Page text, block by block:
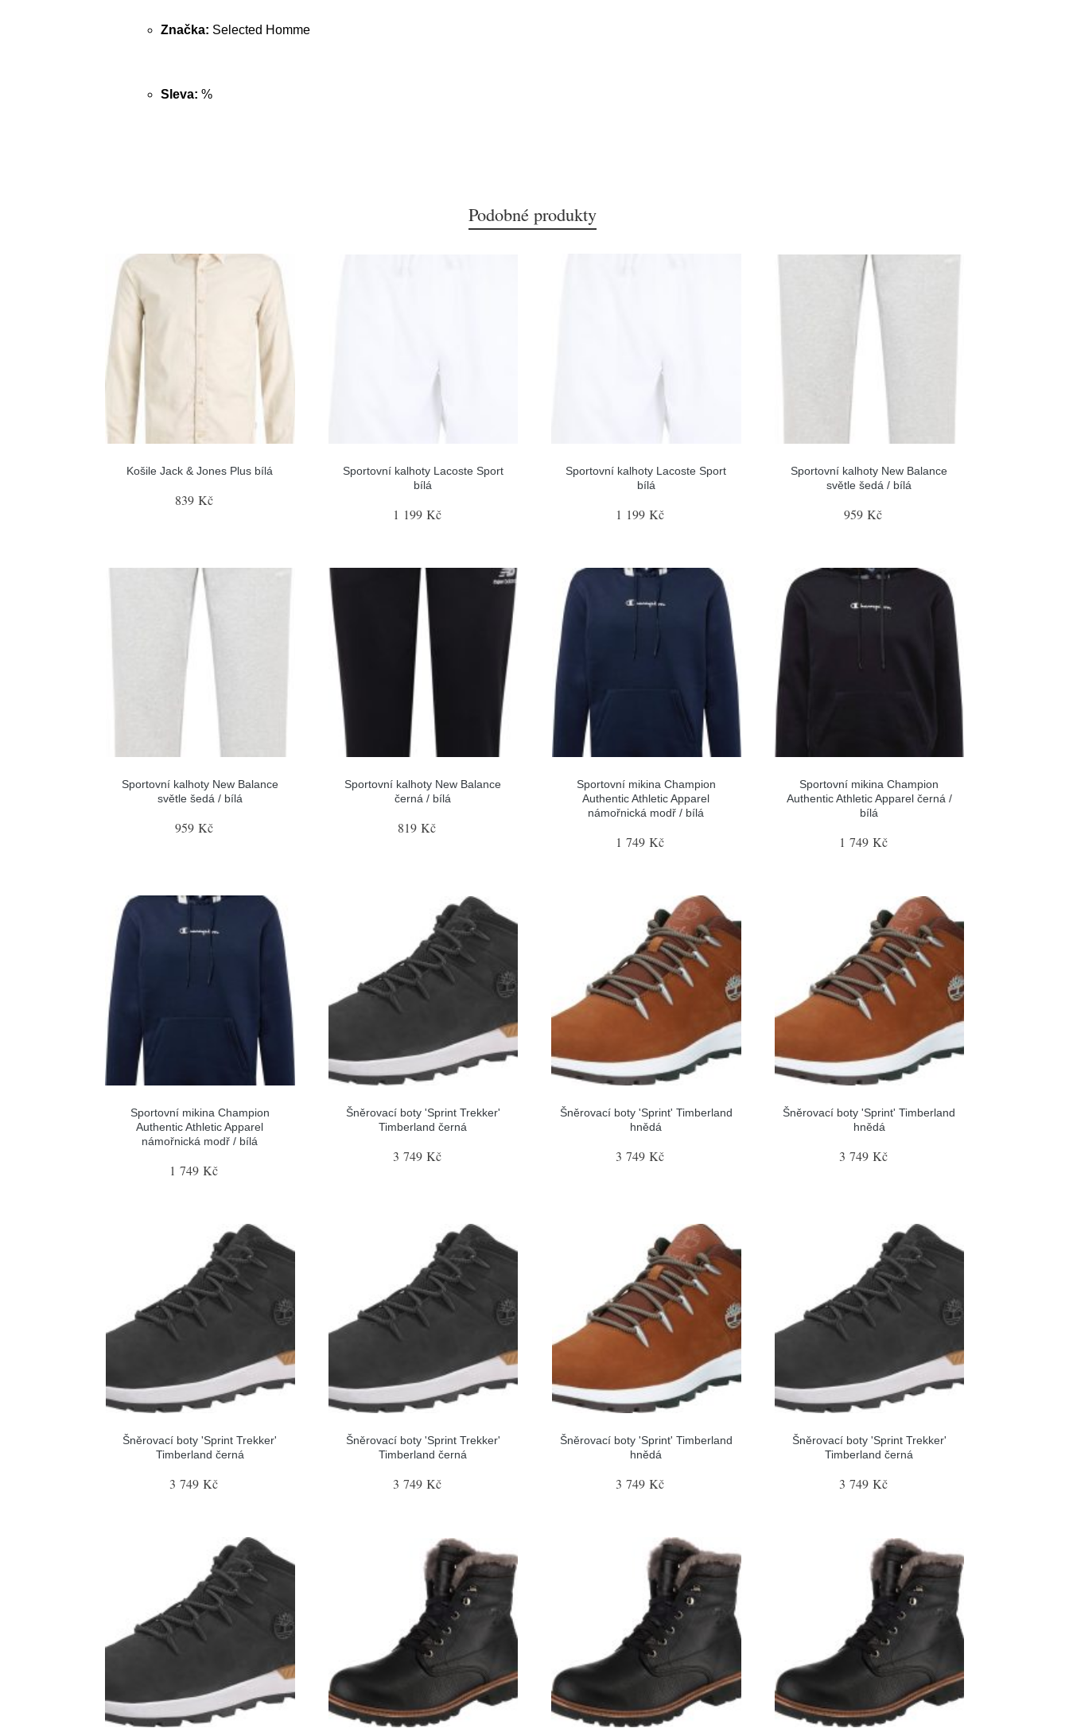
Značka: Selected Homme
Sleva: %
Podobné produkty
Košile Jack & Jones Plus bílá
839 Kč
Sportovní kalhoty Lacoste Sport
bílá
1 199 Kč
Sportovní kalhoty Lacoste Sport
bílá
1 199 Kč
Sportovní kalhoty New Balance
světle šedá / bílá
959 Kč
Sportovní kalhoty New Balance
světle šedá / bílá
959 Kč
Sportovní kalhoty New Balance
černá / bílá
819 Kč
Sportovní mikina Champion
Authentic Athletic Apparel
námořnická modř / bílá
1 749 Kč
Sportovní mikina Champion
Authentic Athletic Apparel černá /
bílá
1 749 Kč
Sportovní mikina Champion
Authentic Athletic Apparel
námořnická modř / bílá
1 749 Kč
Šněrovací boty 'Sprint Trekker'
Timberland černá
3 749 Kč
Šněrovací boty 'Sprint' Timberland
hnědá
3 749 Kč
Šněrovací boty 'Sprint' Timberland
hnědá
3 749 Kč
Šněrovací boty 'Sprint Trekker'
Timberland černá
3 749 Kč
Šněrovací boty 'Sprint Trekker'
Timberland černá
3 749 Kč
Šněrovací boty 'Sprint' Timberland
hnědá
3 749 Kč
Šněrovací boty 'Sprint Trekker'
Timberland černá
3 749 Kč